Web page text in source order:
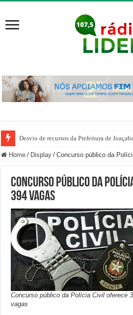
Desvio de recursos da Prefeitura de
Home / Display / Concurso público da
Concurso público da
394 vagas
Concurso público da Polícia Civil oferece
vagas